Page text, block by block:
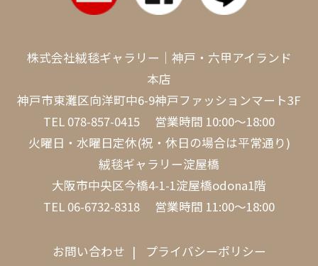
株式会社絨毯ギャラリー｜神戸・六甲アイランド
本店
神戸市東灘区向洋町中6-9神戸ファッションマート3F
TEL 078-857-0415 営業時間 10:00～18:00
火曜日・水曜日定休(祝・休日の場合は平常通り)
絨毯ギャラリー淀屋橋
大阪市中央区今橋4-1-1淀屋橋odona1階
TEL 06-6732-8318 営業時間 11:00～18:00
お問い合わせ プライバシーポリシー